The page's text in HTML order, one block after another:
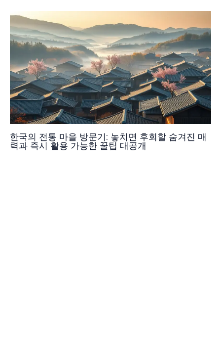
한국의 전통 마을 방문기: 놓치면 후회할 숨겨진 매
력과 즉시 활용 가능한 꿀팁 대공개